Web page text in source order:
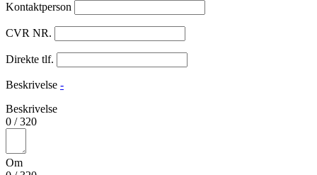
Kontaktperson
CVR NR.
Direkte tlf.
Beskrivelse -
Beskrivelse
0 /320
Om